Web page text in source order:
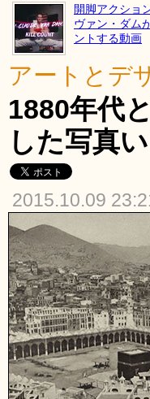
開脚アクショ
ヴァン・ダム
ントする動画
アートとデ
1880年代
した写真
2015.10.09